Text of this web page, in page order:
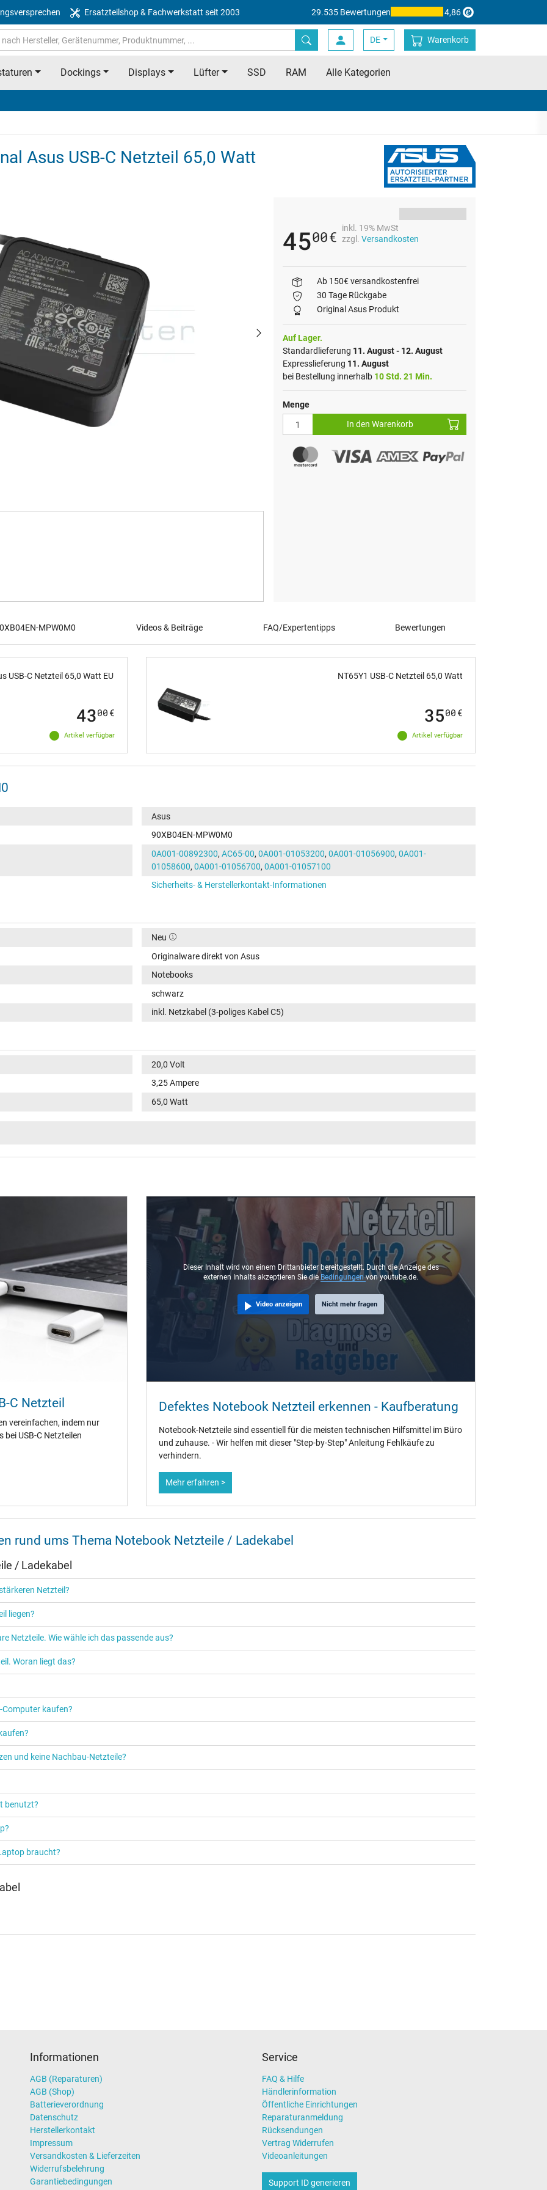
Ersatzteilshop & Fachwerkstatt seit 2003 29.535 Bewertungen 4,86
DE Warenkorb
Dockings Displays Lüfter SSD RAM Alle Kategorien
Asus USB-C Netzteil 65,0 Watt
4500€
inkl. 19% MwSt
zzgl. Versandkosten
Ab 150€ versandkostenfrei
30 Tage Rückgabe
Original Asus Produkt
Auf Lager.
Standardlieferung 11. August - 12. August
Expresslieferung 11. August
bei Bestellung innerhalb 10 Std. 21 Min.
Menge
In den Warenkorb
MPW0M0 Videos & Beiträge FAQ/Expertentipps Bewertungen
USB-C Netzteil 65,0 Watt EU
Artikel verfügbar
4300 €
NT65Y1 USB-C Netzteil 65,0 Watt
Artikel verfügbar
3500 €
Asus
90XB04EN-MPW0M0
0A001-00892300, AC65-00, 0A001-01053200, 0A001-01056900, 0A001-
01058600, 0A001-01056700, 0A001-01057100
Sicherheits- & Herstellerkontakt-Informationen
Neu
Originalware direkt von Asus
Notebooks
schwarz
inkl. Netzkabel (3-poliges Kabel C5)
20,0 Volt
3,25 Ampere
65,0 Watt
USB-C / 180° gerade
65 mm / 65 mm / 30 mm
NOM NYCE
SEC
Singapore Safety Mark
TÜV Argentina Certificado
UKCA
UL Listed
UL Nachhaltigkeit
Ukraine Safety
FAQ – Häufig gestellte Fragen
Netzteil
GU502GW,Asus ExpertBook B2 Flip B2502FBA,Asus B5302FBA,Asus
Asus ExpertBook B1 B1502CGA
gefunden. Gerne prüfen wir ob es sich dabei auch um das passende Ersatzteil für Ihr Gerät handelt. Geben Sie hierfür bei
in der Bestellanmerkung an.
C Netzteil
vereinfachen, indem nur
USB-C Netzteilen
Dieser Inhalt wird von einem Drittanbieter bereitgestellt. Durch die Anzeige des
externen Inhalts akzeptieren Sie dieBedingungenvon youtube.de.
Video anzeigen Nicht mehr fragen
Defektes Notebook Netzteil erkennen - Kaufberatung
Notebook-Netzteile sind essentiell für die meisten technischen Hilfsmittel im Büro
und zuhause. - Wir helfen mit dieser "Step-by-Step" Anleitung Fehlkäufe zu
verhindern.
Mehr erfahren >
rund ums Thema Notebook Netzteile / Ladekabel
/ Ladekabel
Netzteil?
liegen?
Netzteile. Wie wähle ich das passende aus?
Woran liegt das?
kaufen?
und keine Nachbau-Netzteile?
benutzt?
braucht?
Informationen
AGB (Reparaturen)
AGB (Shop)
Batterieverordnung
Datenschutz
Herstellerkontakt
Impressum
Versandkosten & Lieferzeiten
Widerrufsbelehrung
Garantiebedingungen
Service
FAQ & Hilfe
Händlerinformation
Öffentliche Einrichtungen
Reparaturanmeldung
Rücksendungen
Vertrag Widerrufen
Videoanleitungen
Support ID generieren